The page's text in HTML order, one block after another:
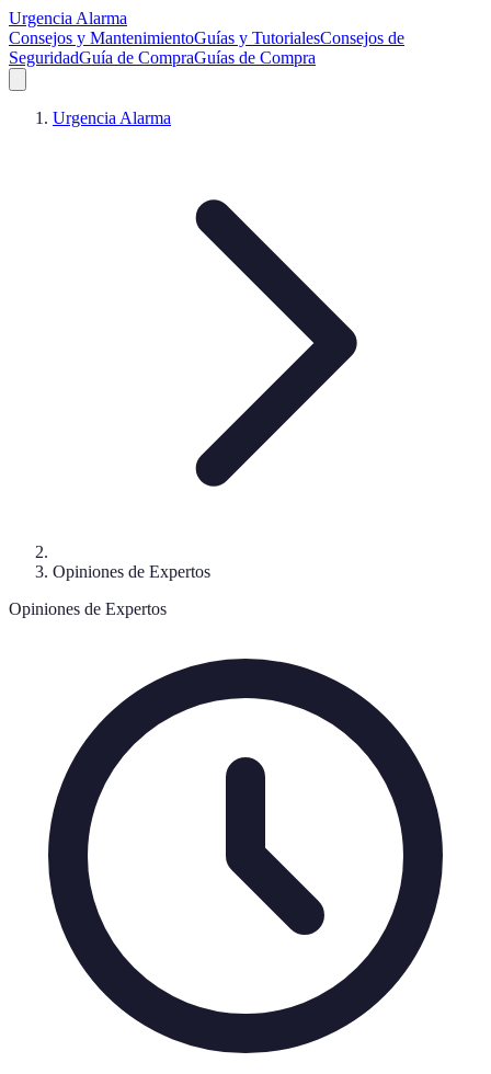
Urgencia Alarma
Consejos y MantenimientoGuías y TutorialesConsejos de
SeguridadGuía de CompraGuías de Compra
Urgencia Alarma
Opiniones de Expertos
Opiniones de Expertos